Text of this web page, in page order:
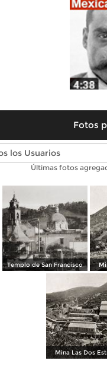
Fotos
Fotos antiguas
Últimas fotos
Templo de San Francisco
Mina Las Dos